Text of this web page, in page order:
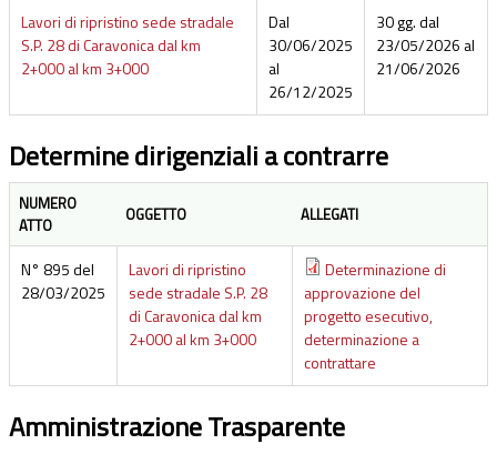
Lavori di ripristino sede stradale
S.P. 28 di Caravonica dal km
2+000 al km 3+000
Dal
30/06/2025
al
26/12/2025
30 gg. dal
23/05/2026 al
21/06/2026
Determine dirigenziali a contrarre
NUMERO
ATTO
OGGETTO ALLEGATI
N° 895 del
28/03/2025
Lavori di ripristino
sede stradale S.P. 28
di Caravonica dal km
2+000 al km 3+000
Determinazione di
approvazione del
progetto esecutivo,
determinazione a
contrattare
Amministrazione Trasparente